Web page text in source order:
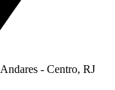
- Centro, RJ